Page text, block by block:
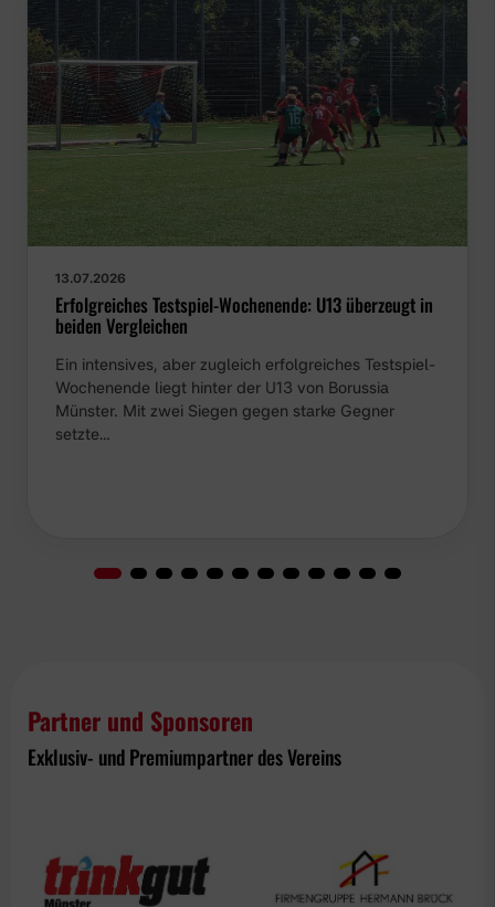
13.07.2026
Erfolgreiches Testspiel-Wochenende: U13 überzeugt in
beiden Vergleichen
Ein intensives, aber zugleich erfolgreiches Testspiel-
Wochenende liegt hinter der U13 von Borussia
Münster. Mit zwei Siegen gegen starke Gegner
setzte…
Partner und Sponsoren
Exklusiv- und Premiumpartner des Vereins